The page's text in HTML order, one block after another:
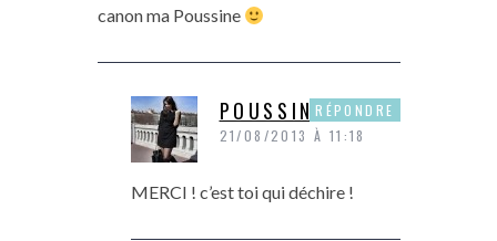
canon ma Poussine
POUSSINE
21/08/2013 À 11:18
MERCI ! c’est toi qui déchire !
RÉPONDRE